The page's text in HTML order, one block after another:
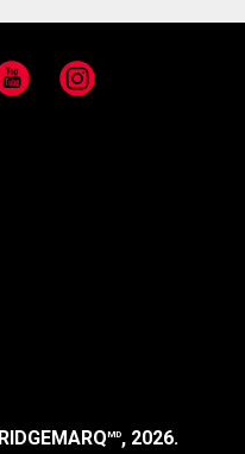
Instagram
MD, 2026.